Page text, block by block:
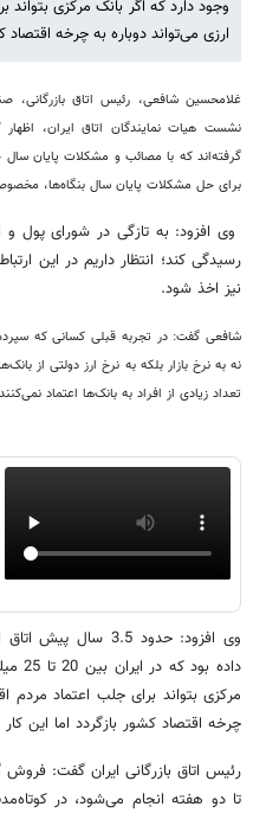
وجود دارد که اگر بانک مرکزی بتواند
ارزی می‌تواند دوباره به چرخه اقتصاد
غلامحسین شافعی، رئیس اتاق
نشست هیات نمایندگان اتاق ایران،
گرفته‌اند که با مصائب و مشکلات پایان
برای حل مشکلات پایان سال بنگاه‌ها،
وی افزود: به تازگی در شورای پول
رسیدگی کند؛ انتظار داریم در این
نیز اخذ شود.
شافعی گفت: در تجربه قبلی کسانی که
نه به نرخ بازار بلکه به نرخ ارز دولتی از
تعداد زیادی از افراد به بانک‌ها اعتماد
وی افزود: حدود 3.5
داده
مرکزی بتواند برای جلب اعتماد مردم
چرخه اقتصاد کشور بازگردد اما این
تا دو هفته انجام می‌شود، در